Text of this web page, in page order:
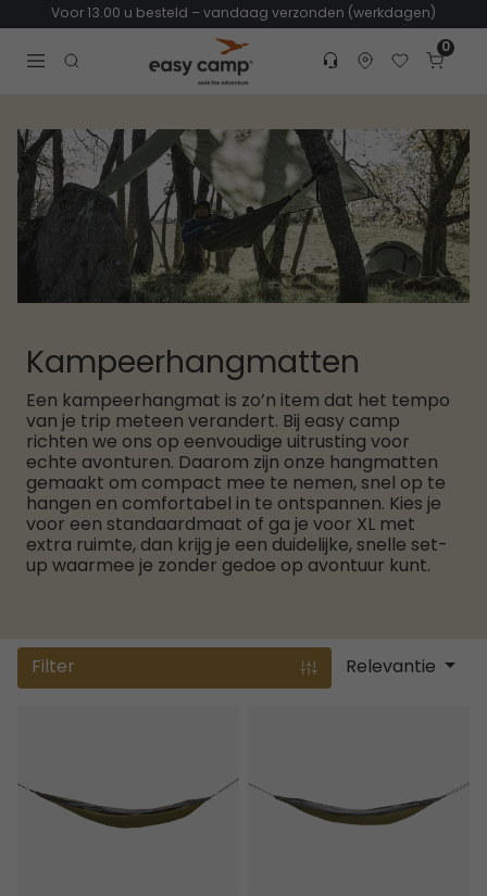
Voor 13.00 u besteld – vandaag verzonden (werkdagen)
Open search modal
Customer service
Find dealer
Favorites
Cart
0
Kampeerhangmatten
Een kampeerhangmat is zo’n item dat het tempo
van je trip meteen verandert. Bij easy camp
richten we ons op eenvoudige uitrusting voor
echte avonturen. Daarom zijn onze hangmatten
gemaakt om compact mee te nemen, snel op te
hangen en comfortabel in te ontspannen. Kies je
voor een standaardmaat of ga je voor XL met
extra ruimte, dan krijg je een duidelijke, snelle set-
up waarmee je zonder gedoe op avontuur kunt.
Filter Relevantie